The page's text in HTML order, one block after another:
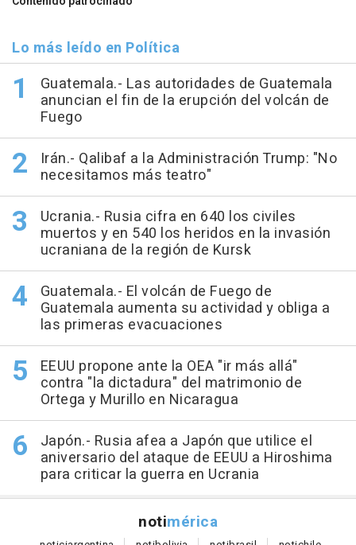
Lo más leído en Política
Guatemala.- Las autoridades de Guatemala
anuncian el fin de la erupción del volcán de
Fuego
Irán.- Qalibaf a la Administración Trump: "No
necesitamos más teatro"
Ucrania.- Rusia cifra en 640 los civiles
muertos y en 540 los heridos en la invasión
ucraniana de la región de Kursk
Guatemala.- El volcán de Fuego de
Guatemala aumenta su actividad y obliga a
las primeras evacuaciones
EEUU propone ante la OEA "ir más allá"
contra "la dictadura" del matrimonio de
Ortega y Murillo en Nicaragua
Japón.- Rusia afea a Japón que utilice el
aniversario del ataque de EEUU a Hiroshima
para criticar la guerra en Ucrania
notimérica